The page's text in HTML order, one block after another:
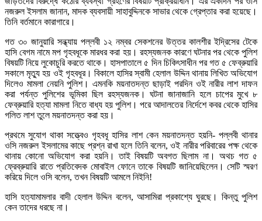
নজরুল ইসলাম জানান, মাদক ব্যবসায়ী সাহাবুদ্দিনকে সাভার থেকে গ্রেপ্তার করা হয়েছে।
তিনি বর্তমানে কারাগারে।
গত ৩০ জানুয়ারি সন্ধ্যায় পল্লবী ১২ নম্বর সেকশনের উত্তর কালশীর ইদ্রিসের টেকে
হাসি বেগম নামে মপ গৃহবধূকে মারধর করা হয়। রহস্যজনক কারণে ঘটনার পর থেকে পুলিশ
বিষয়টি নিয়ে লুকোচুরি করতে থাকে। হাসপাতালে ৫ দিন চিকিৎসাধীন পর গত ৫ ফেব্রুয়ারি
সকালে মৃত্যু হয় ওই গৃহবধূর। বিকালে হাসির স্বামী হেলাল উদ্দিন থানায় লিখিত অভিযোগ
দিলেও মামলা নেয়নি পুলিশ। এমনকি ময়নাতদন্ত ছাড়াই পরদিন ওই নারীর লাশ দাফন
করা পর্যন্ত পুলিশের ভূমিকা ছিল রহস্যজনক। ঘটনা জানাজানি হলে চাপের মুখে ৮
ফেব্রুয়ারি হত্যা মামলা নিতে বাধ্য হয় পুলিশ। পরে আদালতের নির্দেশে কবর থেকে হাসির
গলিত লাশ তুলে ময়নাতদন্ত করা হয়।
প্রথমে সুযোগ থাকা সত্ত্বেও গৃহবধূ হাসির লাশ কেন ময়নাতদন্ত হয়নি- পল্লবী থানার
ওসি নজরুল ইসলামের কাছে প্রশ্ন রাখা হলে তিনি বলেন, ওই নারীর পরিবারের পক্ষ থেকে
থানায় কোনো অভিযোগ করা হয়নি। তাই বিষয়টি অবগত ছিলাম না। অথচ গত ৫
ফ্রেব্রুয়ারি রাতে প্রতিবেদক মোবাইল ফোনে তাকে বিষয়টি জানিয়েছিলেন। সেটি স্মরণ
করিয়ে দিলে ওসি বলেন, তখন বিষয়টি আমলে নিইনি!
হাসি হত্যামামলার বাদী হেলাল উদ্দিন বলেন, আসামিরা প্রকাশ্যে ঘুরছে। কিন্তু পুলিশ
কেন তাদের ধরছে না।